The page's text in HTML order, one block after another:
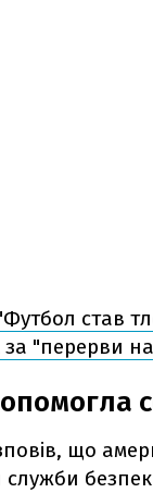
став
"перерви на
що
служби